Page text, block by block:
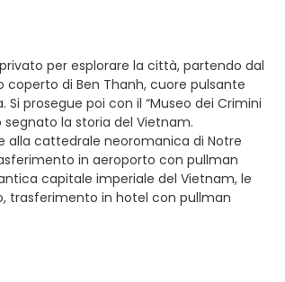
per esplorare la città, partendo dal
di Ben Thanh, cuore pulsante
prosegue poi con il “Museo dei Crimini
la storia del Vietnam.
alla cattedrale neoromanica di Notre
in aeroporto con pullman
capitale imperiale del Vietnam, le
trasferimento in hotel con pullman